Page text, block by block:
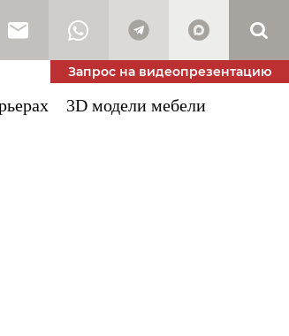
Запрос на видеопрезентацию
3D модели мебели